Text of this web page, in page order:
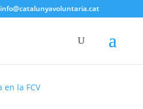
info@catalunyavoluntaria.cat